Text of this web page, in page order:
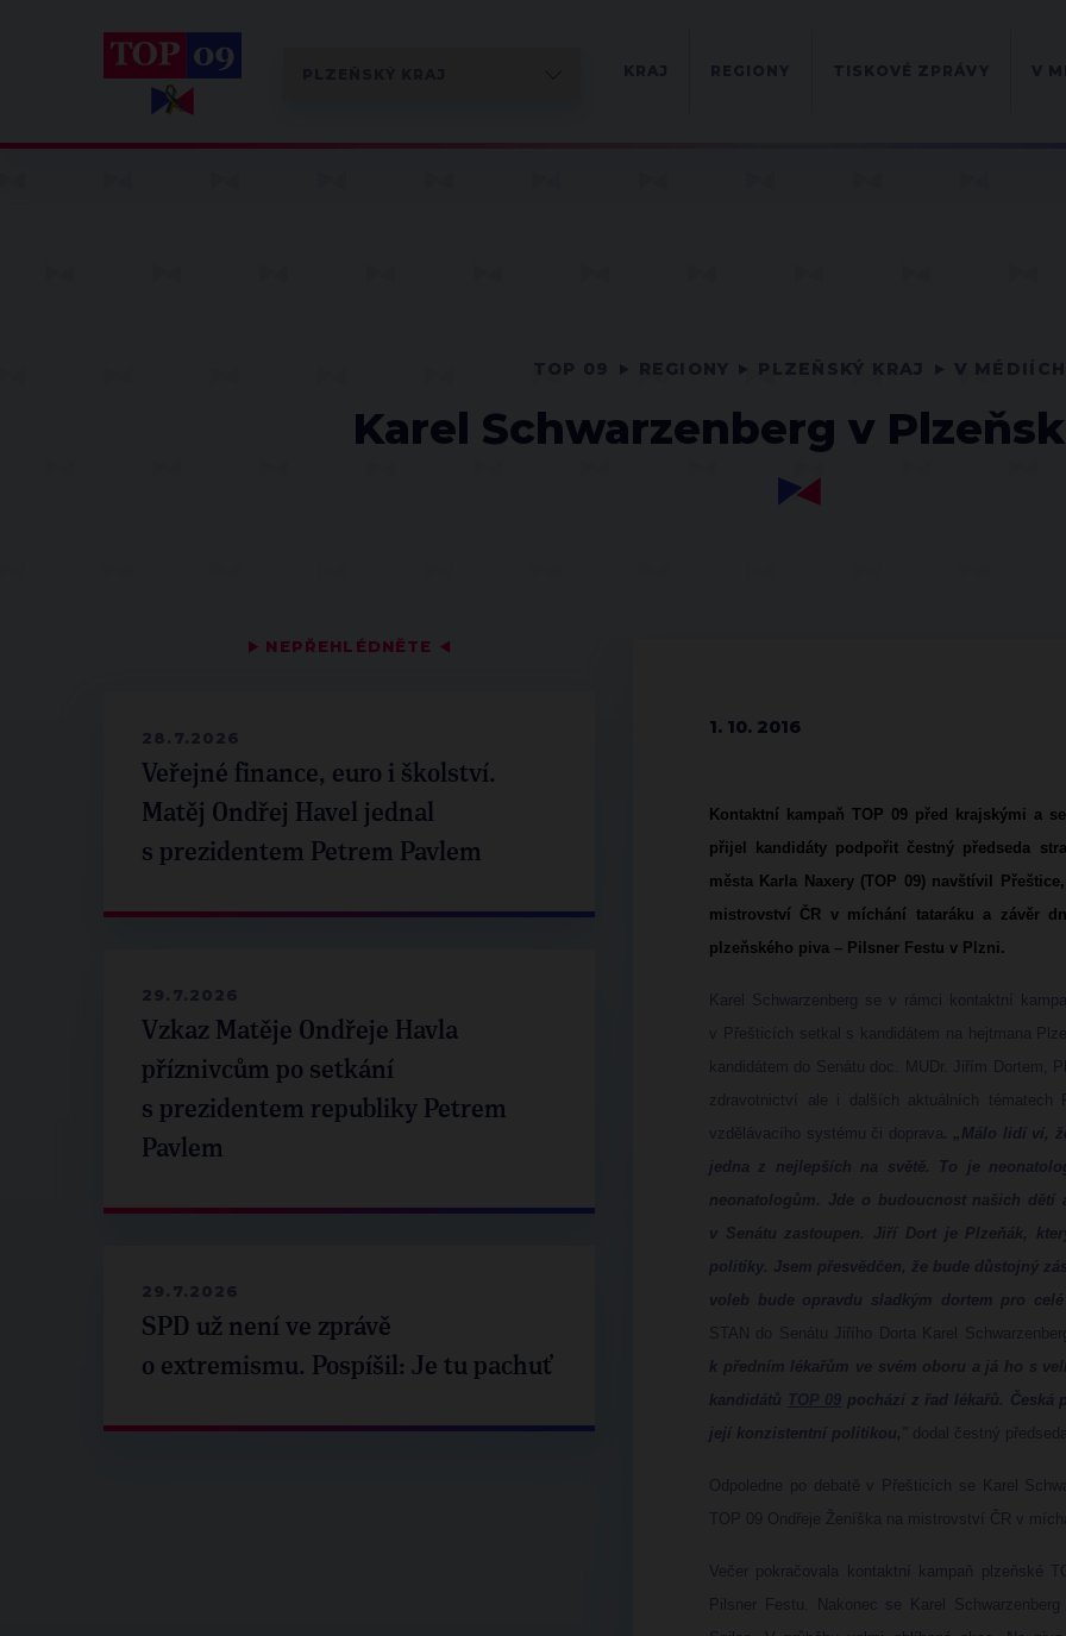
Karel Schwarzenberg v
▶ NEPŘEHLÉDNĚTE ◀
28.7.2026
Veřejné finance, euro i školství.
Matěj Ondřej Havel jednal
s prezidentem Petrem Pavlem
29.7.2026
Vzkaz Matěje Ondřeje Havla
příznivcům po setkání
s prezidentem republiky Petrem
Pavlem
29.7.2026
SPD už není ve zprávě
o extremismu. Pospíšil: Je tu pachuť
1. 10. 2016
Kontaktní kampaň TOP 09 před krajskými a
přijel kandidáty podpořit čestný předseda
města Karla Naxery (TOP 09) navštívil
mistrovství ČR v míchání tataráku a závěr
plzeňského piva – Pilsner Festu v Plzni.
Karel Schwarzenberg se v rámci kontaktní
v Přešticích setkal s kandidátem na hejtmana
kandidátem do Senátu doc. MUDr. Jiřím
zdravotnictví ale i dalších aktuálních
vzdělávacího systému či doprava. „Málo lidí ví,
jedna z nejlepších na světě. To je
neonatologům. Jde o budoucnost našich
v Senátu zastoupen. Jiří Dort je Plzeňák,
politiky. Jsem přesvědčen, že bude důstojný
voleb bude opravdu sladkým dortem pro
STAN do Senátu Jiřího Dorta Karel
k předním lékařům ve svém oboru a já ho s
kandidátů
pochází z řad lékařů. Česká
její konzistentní politikou, " dodal čestný
Odpoledne po debatě v Přešticích se Karel
TOP 09 Ondřeje Ženíška na mistrovství ČR v
Večer pokračovala kontaktní kampaň plzeňské
Pilsner Festu. Nakonec se Karel